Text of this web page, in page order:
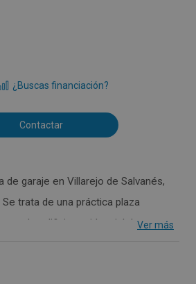
¿Buscas financiación?
Contactar
de garaje en Villarejo de Salvanés,
trata de una práctica plaza
de edificio residencial de
maniobrabilidad interior. El edificio
Ver más